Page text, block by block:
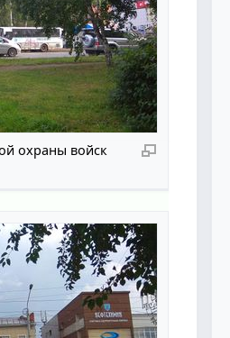
охраны войск